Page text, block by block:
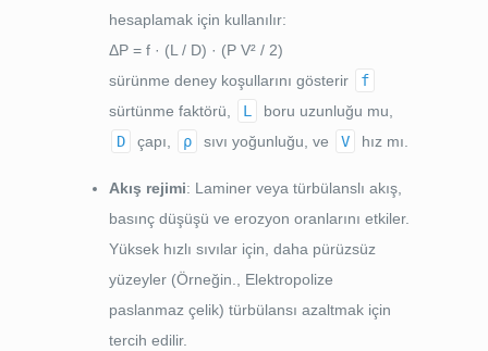
hesaplamak için kullanılır:
ΔP = f · (L / D) · (P V² / 2)
sürünme deney koşullarını gösterir
f
sürtünme faktörü,
L
boru uzunluğu mu,
D
çapı, ρ sıvı yoğunluğu, ve V hız mı.
Akış rejimi: Laminer veya türbülanslı akış,
basınç düşüşü ve erozyon oranlarını etkiler.
Yüksek hızlı sıvılar için, daha pürüzsüz
yüzeyler (Örneğin., Elektropolize
paslanmaz çelik) türbülansı azaltmak için
tercih edilir.